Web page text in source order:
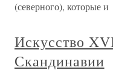
(северного), которые и
Искусство
Скандинавии